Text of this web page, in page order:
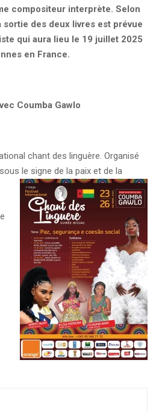
compositeur interprète. Selon
sortie des deux livres est prévue
qui aura lieu le 19 juillet 2025
en France.
Coumba Gawlo
chant des linguère. Organisé
le signe de la paix et de la